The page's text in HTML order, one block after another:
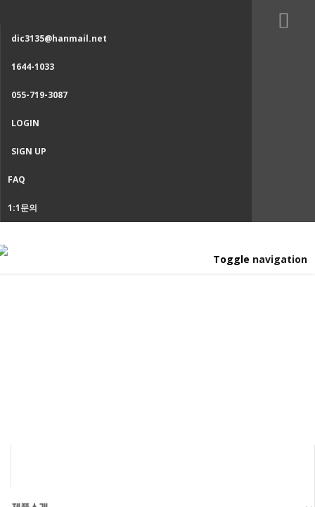
dic3135@hanmail.net
1644-1033
055-719-3087
LOGIN
SIGN UP
FAQ
1:1문의
Toggle navigation